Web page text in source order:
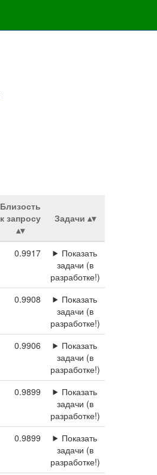
Близость
к запросу
Задачи
0.9917
Показать
задачи (в
разработке!)
0.9908
Показать
задачи (в
разработке!)
0.9906
Показать
задачи (в
разработке!)
0.9899
Показать
задачи (в
разработке!)
0.9899
Показать
задачи (в
разработке!)